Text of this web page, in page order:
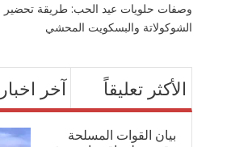
وصفات حلويات عيد الحب: طريقة تحضير
الشوكولاتة والبسكويت المحشي
آخر اخبار الأكثر تعليقاً
بيان القوات المسلحة